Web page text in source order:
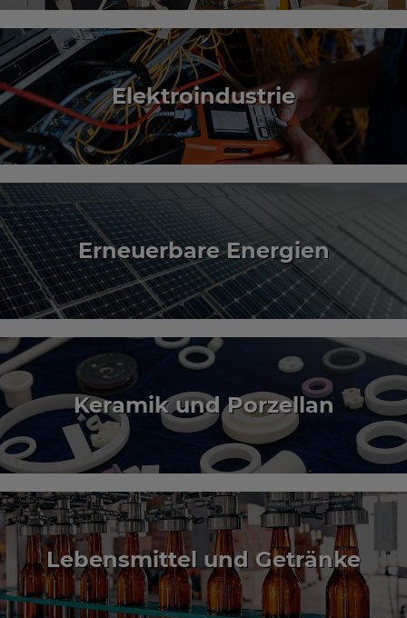
Elektro­industrie
Erneuerbare Energien
Keramik und Porzellan
Lebensmittel und Getränke